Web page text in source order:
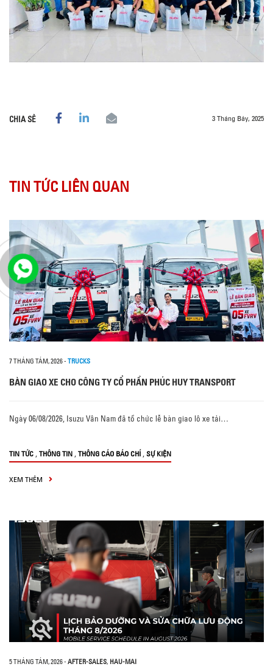
CHIA SẺ 3 Tháng Bảy, 2025
TIN TỨC LIÊN QUAN
7 THÁNG TÁM, 2026- TRUCKS
BÀN GIAO XE CHO CÔNG TY CỔ PHẦN PHÚC HUY TRANSPORT
Ngày 06/08/2026, Isuzu Vân Nam đã tổ chức lễ bàn giao lô xe tải…
TIN TỨC , THÔNG TIN , THÔNG CÁO BÁO CHÍ , SỰ KIỆN
XEM THÊM
5 THÁNG TÁM, 2026- AFTER-SALES, HAU-MAI